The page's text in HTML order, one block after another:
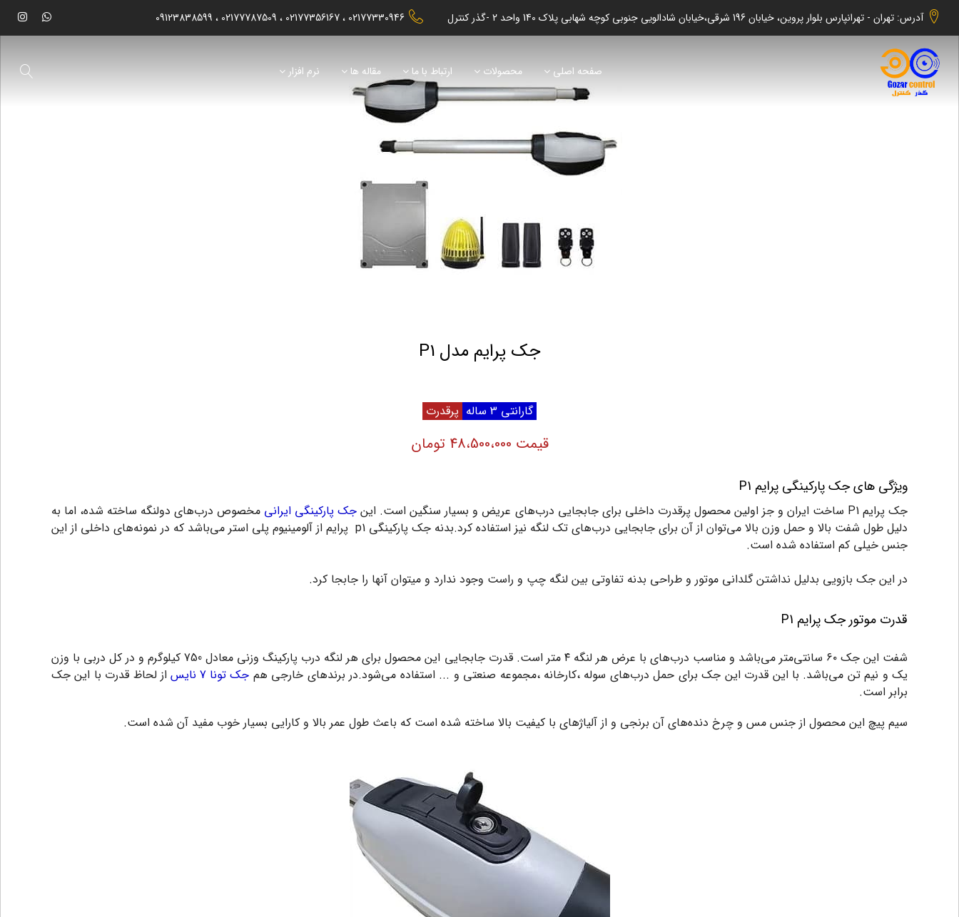
آدرس: تهران - تهرانپارس بلوار پروین، خیابان 196 شرقی،خیابان شادالویی جنوبی کوچه شهابی پلاک 140 واحد 2 -گذر کنترل 02177330946
02177356167
02177787509
09123838599
صفحه اصلی محصولات ارتباط با ما مقاله ها نرم افزار
جک پرایم مدل P1
گارانتی 3 ساله پرقدرت
قیمت 48،500،000 تومان
ویژگی های جک پارکینگی پرایم P1
جک پرایم P1 ساخت ایران و جز اولین محصول پرقدرت داخلی برای جابجایی درب‌های عریض و بسیار سنگین است. این جک پارکینگی ایرانی مخصوص درب‌های دولنگه ساخته شده، اما به
دلیل طول شفت بالا و حمل وزن بالا می‌توان از آن برای جابجایی درب‌های تک لنگه نیز استفاده کرد.
بدنه جک پارکینگی p1 پرایم از آلومینیوم پلی استر می‌باشد که در نمونه‌های داخلی از این
جنس خیلی کم استفاده شده است.
در این جک بازویی بدلیل نداشتن گلدانی موتور و طراحی بدنه تفاوتی بین لنگه چپ و راست وجود ندارد و میتوان آنها را جابجا کرد.
قدرت موتور جک پرایم P1
شفت این جک ۶۰ سانتی‌متر می‌باشد و مناسب درب‌های با عرض هر لنگه ۴ متر است‌. قدرت جابجایی این محصول برای هر لنگه درب پارکینگ وزنی معادل 750 کیلوگرم و در کل دربی با وزن
یک و نیم تن می‌باشد. با این قدرت این جک برای حمل درب‌های سوله ،کارخانه ،مجموعه صنعتی و ... استفاده می‌شود.در برندهای خارجی هم جک تونا 7 نایس
از لحاظ قدرت با این جک
برابر است.
سیم پیچ این محصول از جنس مس و چرخ دنده‌های آن برنجی و از آلیاژ‌های با کیفیت بالا ساخته شده است که باعث طول عمر بالا و کارایی بسیار خوب مفید آن شده است.